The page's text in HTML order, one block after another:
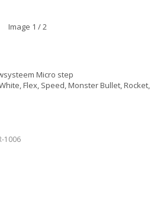
Image 1 / 2
Micro step
Flex, Speed, Monster Bullet, Rocket,
1006